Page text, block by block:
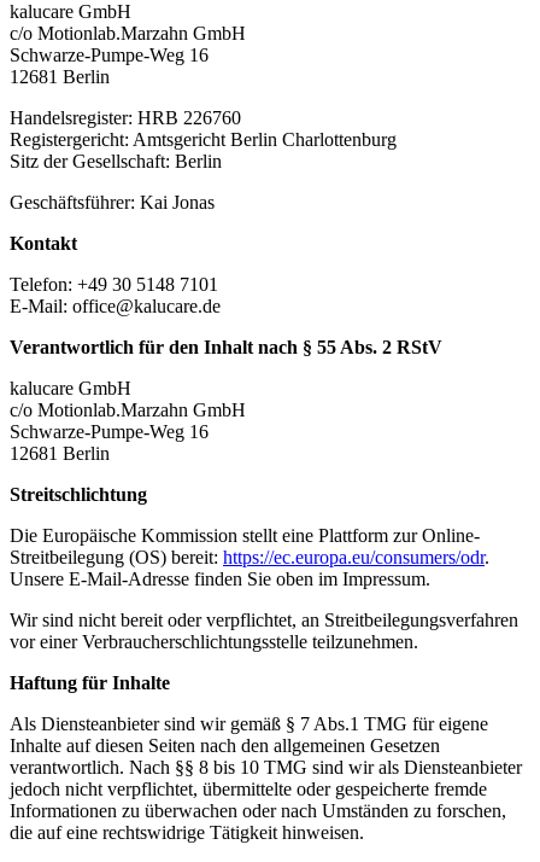
kalucare GmbH
c/o Motionlab.Marzahn GmbH
Schwarze-Pumpe-Weg 16
12681 Berlin
Handelsregister: HRB 226760
Registergericht: Amtsgericht Berlin Charlottenburg
Sitz der Gesellschaft: Berlin
Geschäftsführer: Kai Jonas
Kontakt
Telefon: +49 30 5148 7101
E-Mail: office@kalucare.de
Verantwortlich für den Inhalt nach § 55 Abs. 2 RStV
kalucare GmbH
c/o Motionlab.Marzahn GmbH
Schwarze-Pumpe-Weg 16
12681 Berlin
Streitschlichtung
Die Europäische Kommission stellt eine Plattform zur Online-
Streitbeilegung (OS) bereit: https://ec.europa.eu/consumers/odr.
Unsere E-Mail-Adresse finden Sie oben im Impressum.
Wir sind nicht bereit oder verpflichtet, an Streitbeilegungsverfahren
vor einer Verbraucherschlichtungsstelle teilzunehmen.
Haftung für Inhalte
Als Diensteanbieter sind wir gemäß § 7 Abs.1 TMG für eigene
Inhalte auf diesen Seiten nach den allgemeinen Gesetzen
verantwortlich. Nach §§ 8 bis 10 TMG sind wir als Diensteanbieter
jedoch nicht verpflichtet, übermittelte oder gespeicherte fremde
Informationen zu überwachen oder nach Umständen zu forschen,
die auf eine rechtswidrige Tätigkeit hinweisen.